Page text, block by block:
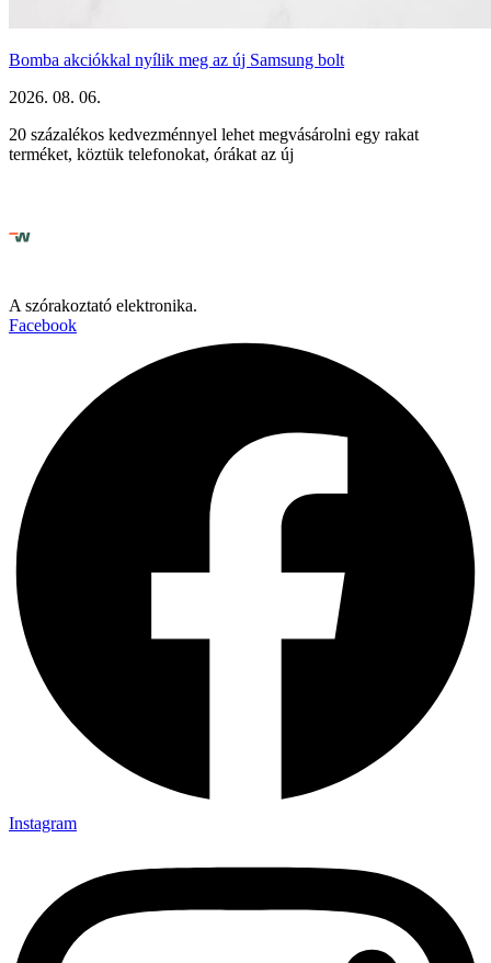
Bomba akciókkal nyílik meg az új Samsung bolt
2026. 08. 06.
20 százalékos kedvezménnyel lehet megvásárolni egy rakat
terméket, köztük telefonokat, órákat az új
A szórakoztató elektronika.
Facebook
Instagram